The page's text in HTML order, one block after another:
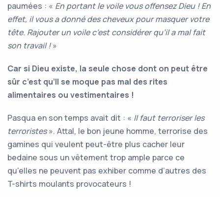
paumées : « En portant le voile vous offensez Dieu ! En
effet, il vous a donné des cheveux pour masquer votre
tête. Rajouter un voile c’est considérer qu’il a mal fait
son travail !»
Car si Dieu existe, la seule chose dont on peut être
sûr c’est qu’Il se moque pas mal des rites
alimentaires ou vestimentaires !
Pasqua en son temps avait dit : « Il faut terroriser les
terroristes». Attal, le bon jeune homme, terrorise des
gamines qui veulent peut-être plus cacher leur
bedaine sous un vêtement trop ample parce ce
qu’elles ne peuvent pas exhiber comme d’autres des
T-shirts moulants provocateurs !